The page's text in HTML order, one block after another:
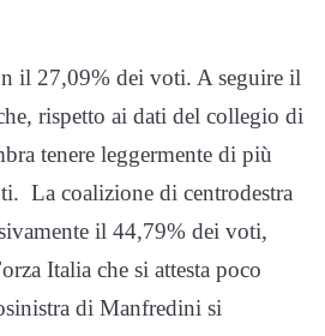
il 27,09% dei voti. A seguire il
rispetto ai dati del collegio di
tenere leggermente di più
La coalizione di centrodestra
il 44,79% dei voti,
Italia che si attesta poco
di Manfredini si